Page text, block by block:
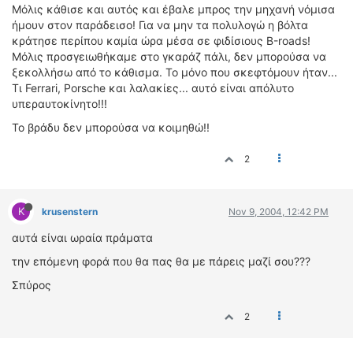
Μόλις κάθισε και αυτός και έβαλε μπρος την μηχανή νόμισα
ήμουν στον παράδεισο! Για να μην τα πολυλογώ η βόλτα
κράτησε περίπου καμία ώρα μέσα σε φιδίσιους Β-roads!
Μόλις προσγειωθήκαμε στο γκαράζ πάλι, δεν μπορούσα να
ξεκολλήσω από το κάθισμα. Το μόνο που σκεφτόμουν ήταν...
Τι Ferrari, Porsche και λαλακίες... αυτό είναι απόλυτο
υπεραυτοκίνητο!!!
Το βράδυ δεν μπορούσα να κοιμηθώ!!
2
K krusenstern Nov 9, 2004, 12:42 PM
αυτά είναι ωραία πράματα
την επόμενη φορά που θα πας θα με πάρεις μαζί σου???
Σπύρος
2